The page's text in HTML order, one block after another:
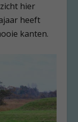
hier
heeft
kanten.